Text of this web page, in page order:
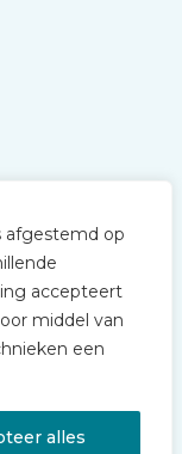
afgestemd op
accepteert
middel van
een
alles